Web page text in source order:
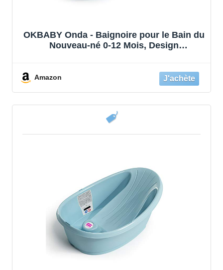
OKBABY Onda - Baignoire pour le Bain du
Nouveau-né 0-12 Mois, Design
Amazon